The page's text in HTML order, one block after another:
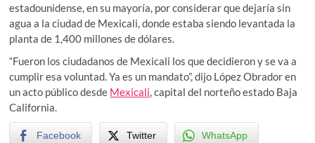
estadounidense, en su mayoría, por considerar que dejaría sin
agua a la ciudad de Mexicali, donde estaba siendo levantada la
planta de 1,400 millones de dólares.
“Fueron los ciudadanos de Mexicali los que decidieron y se va a
cumplir esa voluntad. Ya es un mandato”, dijo López Obrador en
un acto público desde Mexicali, capital del norteño estado Baja
California.
Facebook Twitter WhatsApp